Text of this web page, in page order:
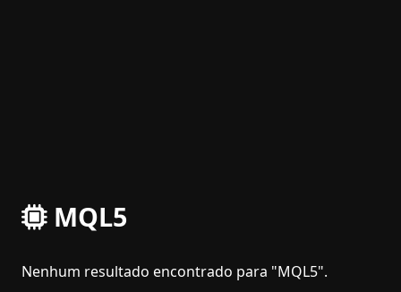
MQL5
Nenhum resultado encontrado para "MQL5".